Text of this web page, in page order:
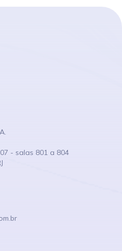
- salas 801 a 804